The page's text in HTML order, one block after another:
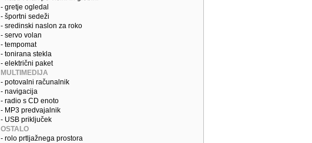
- gretje ogledal
- športni sedeži
- sredinski naslon za roko
- servo volan
- tempomat
- tonirana stekla
- električni paket
MULTIMEDIJA
- potovalni računalnik
- navigacija
- radio s CD enoto
- MP3 predvajalnik
- USB priključek
OSTALO
- rolo prtljažnega prostora